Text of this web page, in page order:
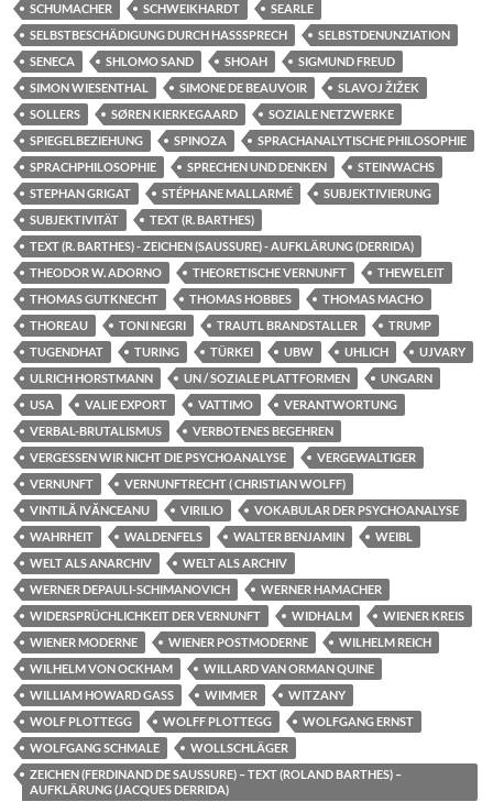
SCHUMACHER
SCHWEIKHARDT
SEARLE
SELBSTBESCHÄDIGUNG DURCH HASSSPRECH
SELBSTDENUNZIATION
SENECA
SHLOMO SAND SHOAH
SIGMUND FREUD
SIMON WIESENTHAL
SIMONE DE BEAUVOIR
SLAVOJ ŽIŽEK
SOLLERS
SØREN KIERKEGAARD
SOZIALE NETZWERKE
SPIEGELBEZIEHUNG
SPINOZA
SPRACHANALYTISCHE PHILOSOPHIE
SPRACHPHILOSOPHIE
SPRECHEN UND DENKEN
STEINWACHS
STEPHAN GRIGAT
STÉPHANE MALLARMÉ
SUBJEKTIVIERUNG
SUBJEKTIVITÄT
TEXT (R. BARTHES)
TEXT (R. BARTHES) - ZEICHEN (SAUSSURE) - AUFKLÄRUNG (DERRIDA)
THEODOR W. ADORNO
THEORETISCHE VERNUNFT
THEWELEIT
THOMAS GUTKNECHT
THOMAS HOBBES
THOMAS MACHO
THOREAU
TONI NEGRI TRAUTL BRANDSTALLER
TRUMP
TUGENDHAT
TURING TÜRKEI UBW UHLICH
UJVARY
ULRICH HORSTMANN
UN / SOZIALE PLATTFORMEN
UNGARN
USA
VALIE EXPORT VATTIMO
VERANTWORTUNG
VERBAL-BRUTALISMUS
VERBOTENES BEGEHREN
VERGESSEN WIR NICHT DIE PSYCHOANALYSE
VERGEWALTIGER
VERNUNFT
VERNUNFTRECHT ( CHRISTIAN WOLFF)
VINTILĂ IVĂNCEANU
VIRILIO
VOKABULAR DER PSYCHOANALYSE
WAHRHEIT
WALDENFELS WALTER BENJAMIN
WEIBL
WELT ALS ANARCHIV
WELT ALS ARCHIV
WERNER DEPAULI-SCHIMANOVICH
WERNER HAMACHER
WIDERSPRÜCHLICHKEIT DER VERNUNFT
WIDHALM
WIENER KREIS
WIENER MODERNE
WIENER POSTMODERNE
WILHELM REICH
WILHELM VON OCKHAM
WILLARD VAN ORMAN QUINE
WILLIAM HOWARD GASS
WIMMER
WITZANY
WOLF PLOTTEGG
WOLFF PLOTTEGG
WOLFGANG ERNST
WOLFGANG SCHMALE
WOLLSCHLÄGER
ZEICHEN (FERDINAND DE SAUSSURE) – TEXT (ROLAND BARTHES) –
AUFKLÄRUNG (JACQUES DERRIDA)